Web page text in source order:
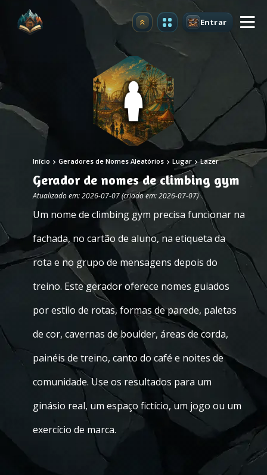
Atualizar Entrar
Início Geradores de Nomes Aleatórios Lugar Lazer
Gerador de nomes de climbing gym
Atualizado em: 2026-07-07 (criado em: 2026-07-07)
Um nome de climbing gym precisa funcionar na
fachada, no cartão de aluno, na etiqueta da
rota e no grupo de mensagens depois do
treino. Este gerador oferece nomes guiados
por estilo de rotas, formas de parede, paletas
de cor, cavernas de boulder, áreas de corda,
painéis de treino, canto do café e noites de
comunidade. Use os resultados para um
ginásio real, um espaço fictício, um jogo ou um
exercício de marca.